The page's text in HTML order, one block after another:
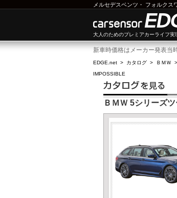
メルセデスベンツ ・ フォルクス
大人のためのプレミアカーライフ
新車時価格はメーカー発表当
EDGE.net > カタログ > ＢＭＷ
IMPOSSIBLE
ＢＭＷ 5シリーズ